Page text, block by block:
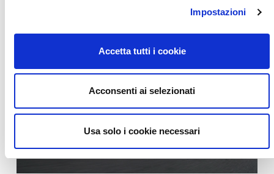
Impostazioni
Accetta tutti i cookie
Acconsenti ai selezionati
Usa solo i cookie necessari